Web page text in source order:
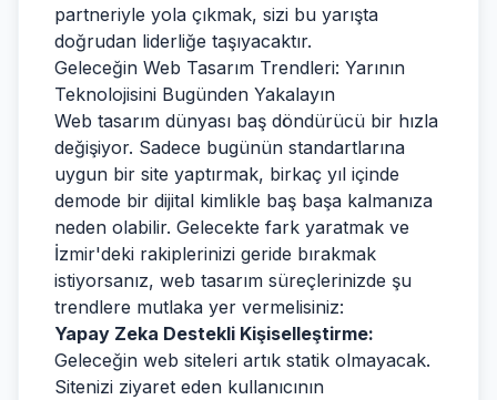
partneriyle yola çıkmak, sizi bu yarışta
doğrudan liderliğe taşıyacaktır.
Geleceğin Web Tasarım Trendleri: Yarının
Teknolojisini Bugünden Yakalayın
Web tasarım dünyası baş döndürücü bir hızla
değişiyor. Sadece bugünün standartlarına
uygun bir site yaptırmak, birkaç yıl içinde
demode bir dijital kimlikle baş başa kalmanıza
neden olabilir. Gelecekte fark yaratmak ve
İzmir'deki rakiplerinizi geride bırakmak
istiyorsanız, web tasarım süreçlerinizde şu
trendlere mutlaka yer vermelisiniz:
Yapay Zeka Destekli Kişiselleştirme:
Geleceğin web siteleri artık statik olmayacak.
Sitenizi ziyaret eden kullanıcının